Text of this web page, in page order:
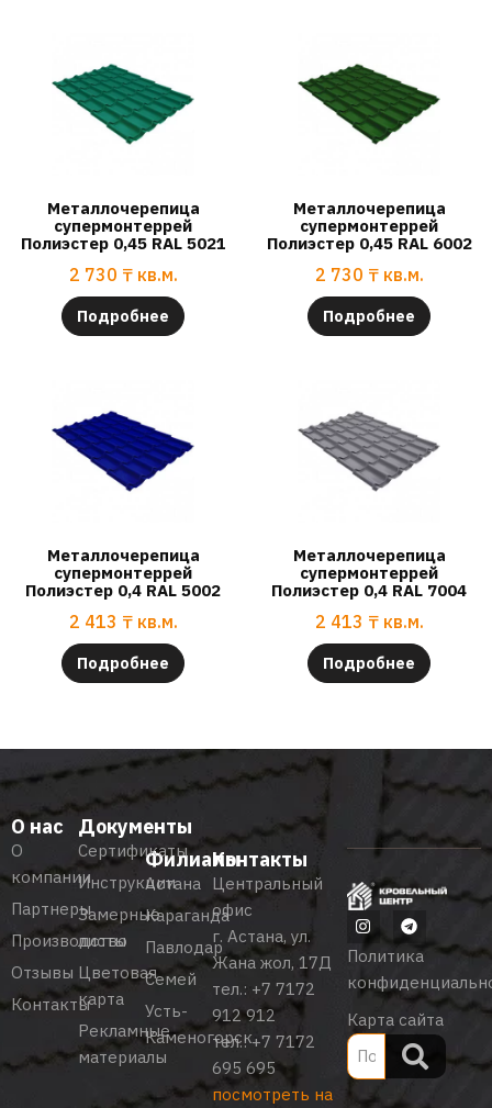
Металлочерепица
супермонтеррей
Полиэстер 0,45 RAL 5021
2 730 ₸ кв.м.
Подробнее
Металлочерепица
супермонтеррей
Полиэстер 0,45 RAL 6002
2 730 ₸ кв.м.
Подробнее
Металлочерепица
супермонтеррей
Полиэстер 0,4 RAL 5002
2 413 ₸ кв.м.
Подробнее
Металлочерепица
супермонтеррей
Полиэстер 0,4 RAL 7004
2 413 ₸ кв.м.
Подробнее
О нас
О
компании
Партнеры
Производство
Отзывы
Контакты
Документы
Сертификаты
Инструкции
Замерные
листы
Цветовая
карта
Рекламные
материалы
Филиалы
Астана
Караганда
Павлодар
Семей
Усть-
Каменогорск
Контакты
Центральный
офис
г. Астана, ул.
Жана жол, 17Д
тел.: +7 7172
912 912
тел.:+7 7172
695 695
посмотреть на
Политика
Карта сайта